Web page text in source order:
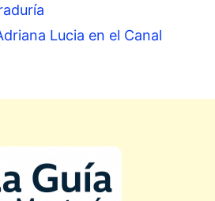
Lucia en el Canal